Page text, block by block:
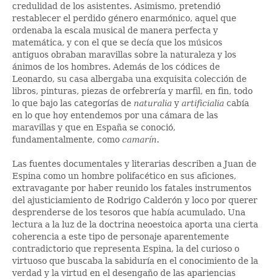
credulidad de los asistentes. Asimismo, pretendió
restablecer el perdido género enarmónico, aquel que
ordenaba la escala musical de manera perfecta y
matemática, y con el que se decía que los músicos
antiguos obraban maravillas sobre la naturaleza y los
ánimos de los hombres. Además de los códices de
Leonardo, su casa albergaba una exquisita colección de
libros, pinturas, piezas de orfebrería y marfil, en fin, todo
lo que bajo las categorías de naturalia y artificialia cabía
en lo que hoy entendemos por una cámara de las
maravillas y que en España se conoció,
fundamentalmente, como camarín.
Las fuentes documentales y literarias describen a Juan de
Espina como un hombre polifacético en sus aficiones,
extravagante por haber reunido los fatales instrumentos
del ajusticiamiento de Rodrigo Calderón y loco por querer
desprenderse de los tesoros que había acumulado. Una
lectura a la luz de la doctrina neoestoica aporta una cierta
coherencia a este tipo de personaje aparentemente
contradictorio que representa Espina, la del curioso o
virtuoso que buscaba la sabiduría en el conocimiento de la
verdad y la virtud en el desengaño de las apariencias